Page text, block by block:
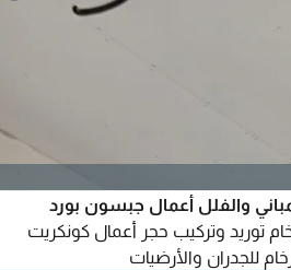
والفلل أعمال جبسون بورد
توريد وتركيب حجر أعمال كونكريت
للجدران والأرضيات